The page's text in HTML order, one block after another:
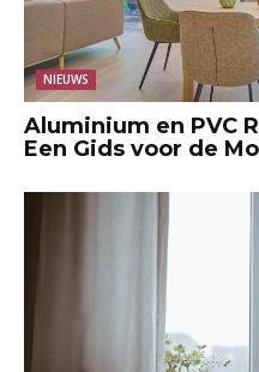
NIEUWS
Aluminium en PVC
Een Gids voor de